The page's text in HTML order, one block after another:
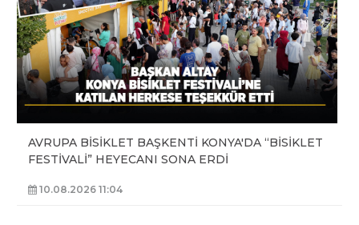
AVRUPA BİSİKLET BAŞKENTİ KONYA'DA “BİSİKLET
FESTİVALİ” HEYECANI SONA ERDİ
10.08.2026 11:04